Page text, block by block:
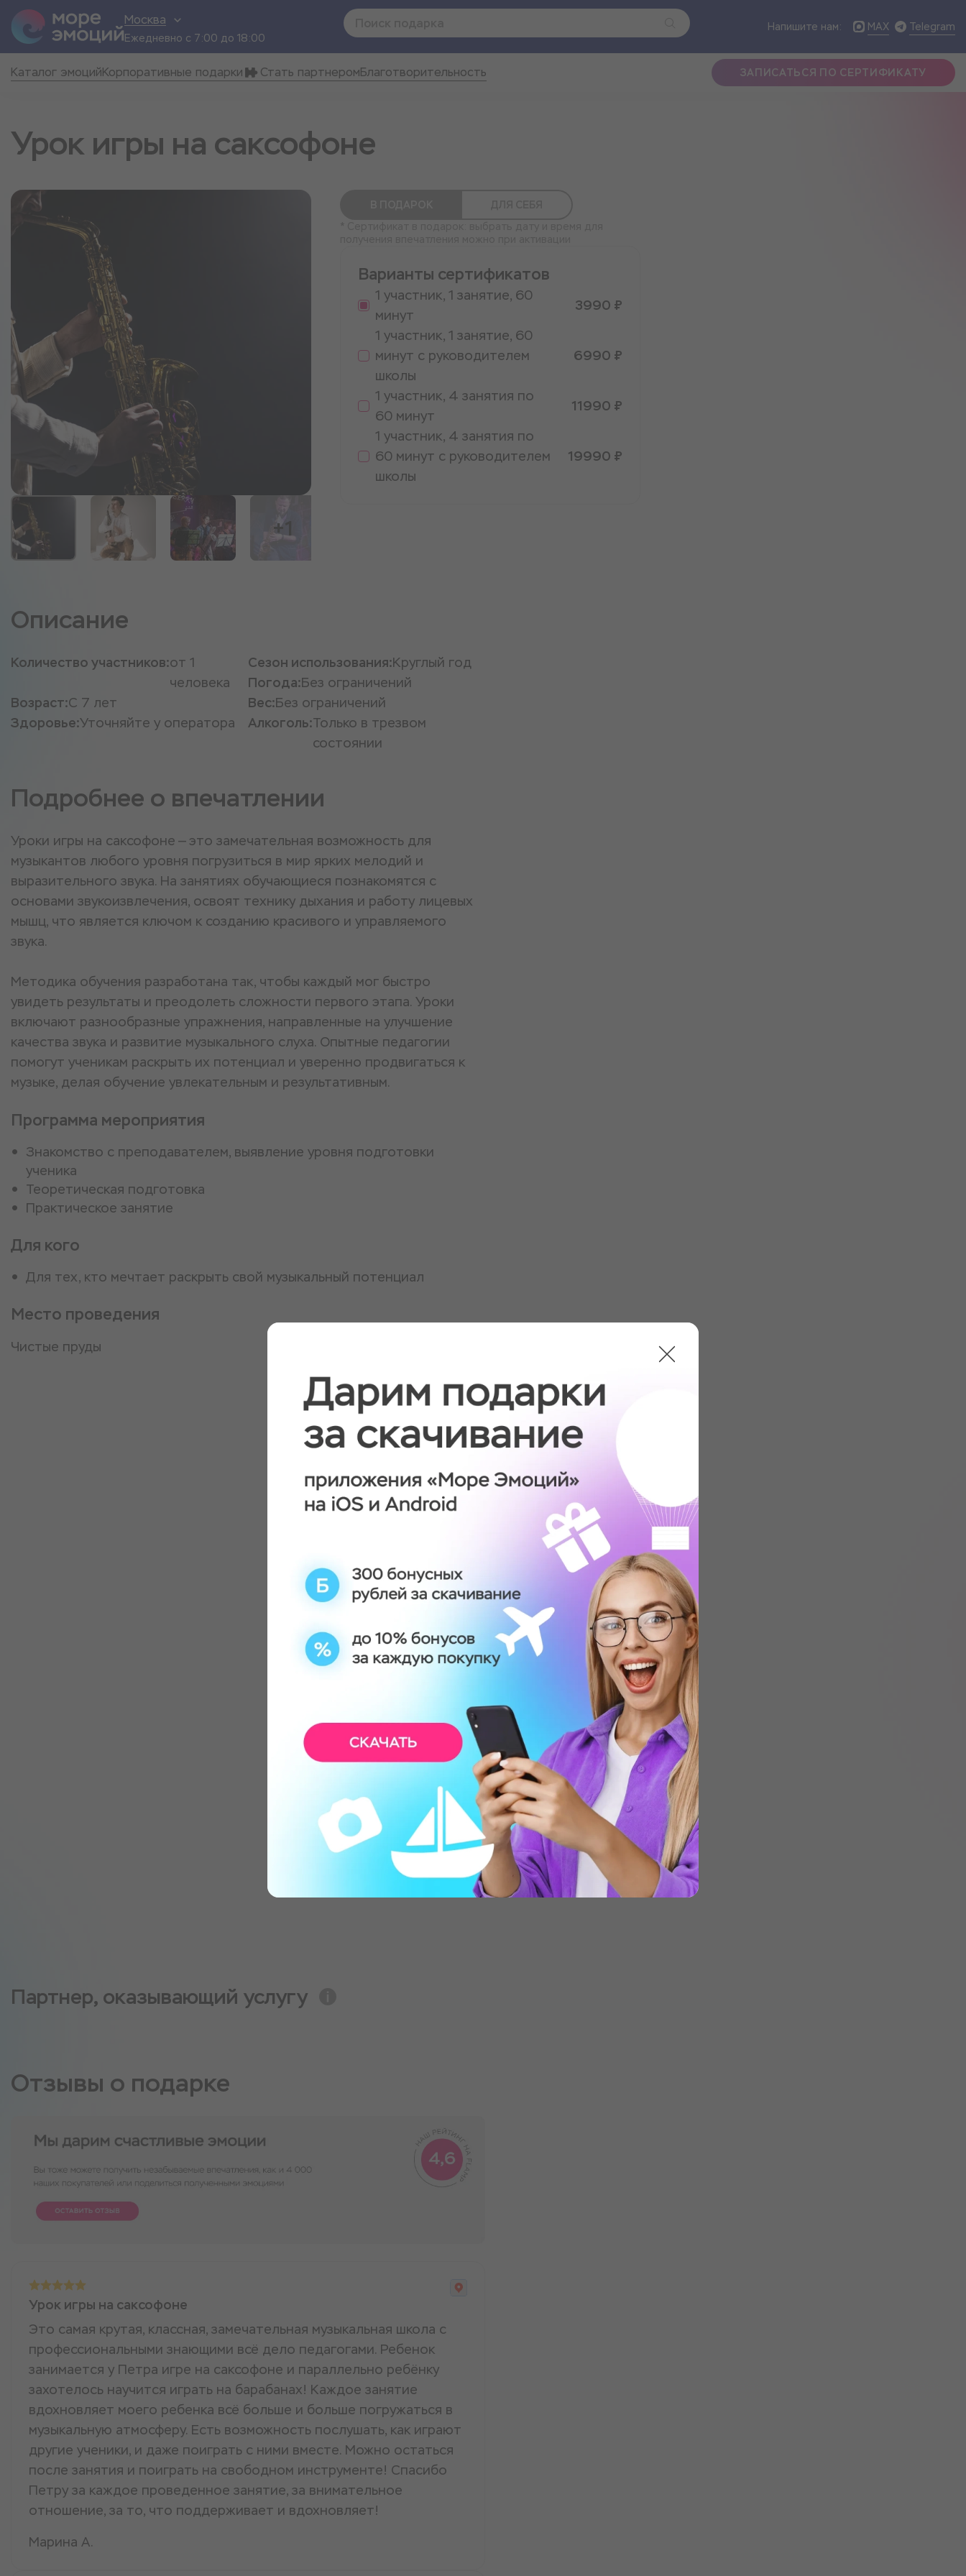
Москва
Ежедневно с 7:00 до 18:00
Напишите нам: MAX Telegram
Каталог эмоцийКорпоративные подарки Стать партнеромБлаготворительность ЗАПИСАТЬСЯ ПО СЕРТИФИКАТУ
Урок игры на саксофоне
+1
Варианты сертификатов
1 участник, 1 занятие, 60
минут
3990 ₽
1 участник, 1 занятие, 60
минут с руководителем
школы
6990 ₽
1 участник, 4 занятия по
60 минут
11990 ₽
1 участник, 4 занятия по
60 минут с руководителем
школы
19990 ₽
Описание
Количество участников:от 1
человека
Возраст:С 7 лет
Здоровье:Уточняйте у оператора
Сезон использования:Круглый год
Погода:Без ограничений
Вес:Без ограничений
Алкоголь:Только в трезвом
состоянии
Подробнее о впечатлении
Уроки игры на саксофоне — это замечательная возможность для
музыкантов любого уровня погрузиться в мир ярких мелодий и
выразительного звука. На занятиях обучающиеся познакомятся с
основами звукоизвлечения, освоят технику дыхания и работу лицевых
мышц, что является ключом к созданию красивого и управляемого
звука.
Методика обучения разработана так, чтобы каждый мог быстро
увидеть результаты и преодолеть сложности первого этапа. Уроки
включают разнообразные упражнения, направленные на улучшение
качества звука и развитие музыкального слуха. Опытные педагогии
помогут ученикам раскрыть их потенциал и уверенно продвигаться к
музыке, делая обучение увлекательным и результативным.
Программа мероприятия
Знакомство с преподавателем, выявление уровня подготовки
ученика
Теоретическая подготовка
Практическое занятие
Для кого
Для тех, кто мечтает раскрыть свой музыкальный потенциал
Место проведения
Чистые пруды
Партнер, оказывающий услугу
Отзывы о подарке
Урок игры на саксофоне
Это самая крутая, классная, замечательная музыкальная школа с
профессиональными знающими всё дело педагогами. Ребенок
занимается у Петра игре на саксофоне и параллельно ребёнку
захотелось научится играть на барабанах! Каждое занятие
вдохновляет моего ребенка всё больше и больше погружаться в
музыкальную атмосферу. Есть возможность послушать, как играют
другие ученики, и даже поиграть с ними вместе. Можно остаться
после занятия и поиграть на свободном инструменте! Спасибо
Петру за каждое проведенное занятие, за внимательное
отношение, за то, что поддерживает и вдохновляет!
Марина А.